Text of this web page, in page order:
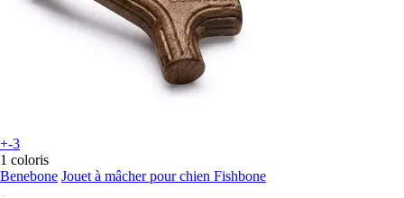
+-3
1 coloris
Benebone Jouet à mâcher pour chien Fishbone